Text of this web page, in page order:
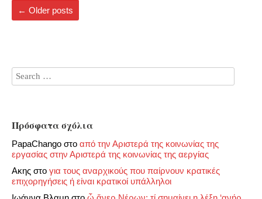
← Older posts
Πρόσφατα σχόλια
PapaChango στο από την Αριστερά της κοινωνίας της
εργασίας στην Αριστερά της κοινωνίας της αεργίας
Ακης στο για τους αναρχικούς που παίρνουν κρατικές
επιχορηγήσεις ή είναι κρατικοί υπάλληλοι